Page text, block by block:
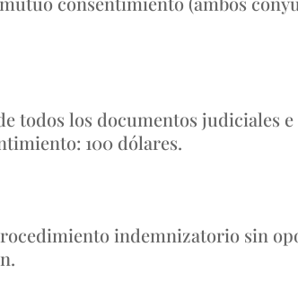
todos los documentos judiciales
100 dólares.
indemnizatorio sin